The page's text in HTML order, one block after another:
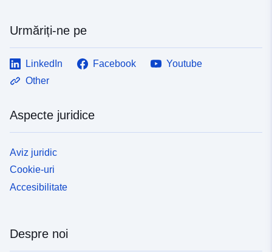
Urmăriți-ne pe
LinkedIn Facebook
Youtube
Other
Aspecte juridice
Aviz juridic
Cookie-uri
Accesibilitate
Despre noi